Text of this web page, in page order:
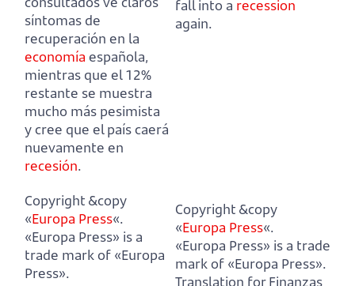
síntomas de
recuperación en la
economía española,
mientras que el 12%
restante se muestra
mucho más pesimista
y cree que el país caerá
nuevamente en
recesión.
fall into a recession
again.
Copyright &copy
«Europa Press«.
«Europa Press» is a
trade mark of «Europa
Press».
Copyright &copy
«Europa Press«.
«Europa Press» is a trade
mark of «Europa Press».
Translation for Finanzas